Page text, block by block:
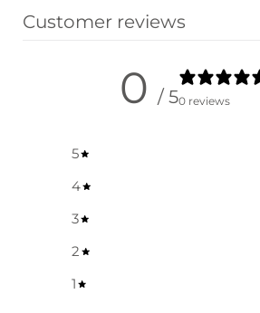
Customer reviews
0 / 50 reviews
5
4
3
2
1